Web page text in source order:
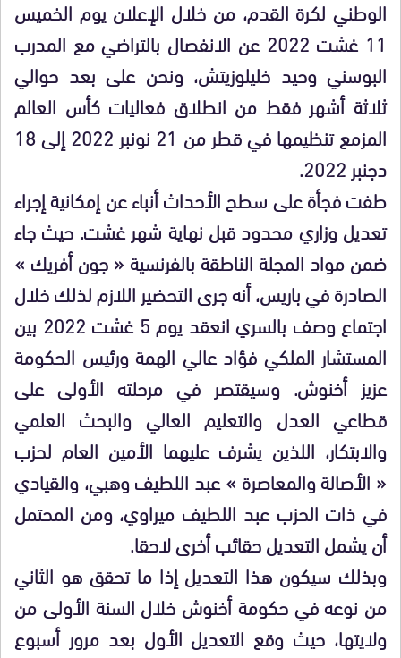
الوطني لكرة القدم، من خلال الإعلان يوم الخميس
11 غشت 2022 عن الانفصال بالتراضي مع المدرب
البوسني وحيد خليلوزيتش، ونحن على بعد حوالي
ثلاثة أشهر فقط من انطلاق فعاليات كأس العالم
المزمع تنظيمها في قطر من 21 نونبر 2022 إلى 18
دجنبر 2022.
طفت فجأة على سطح الأحداث أنباء عن إمكانية إجراء
تعديل وزاري محدود قبل نهاية شهر غشت. حيث جاء
ضمن مواد المجلة الناطقة بالفرنسية « جون أفريك »
الصادرة في باريس، أنه جرى التحضير اللازم لذلك خلال
اجتماع وصف بالسري انعقد يوم 5 غشت 2022 بين
المستشار الملكي فؤاد عالي الهمة ورئيس الحكومة
عزيز أخنوش. وسيقتصر في مرحلته الأولى على
قطاعي العدل والتعليم العالي والبحث العلمي
والابتكار، اللذين يشرف عليهما الأمين العام لحزب
« الأصالة والمعاصرة » عبد اللطيف وهبي، والقيادي
في ذات الحزب عبد اللطيف ميراوي، ومن المحتمل
أن يشمل التعديل حقائب أخرى لاحقا.
وبذلك سيكون هذا التعديل إذا ما تحقق هو الثاني
من نوعه في حكومة أخنوش خلال السنة الأولى من
ولايتها، حيث وقع التعديل الأول بعد مرور أسبوع